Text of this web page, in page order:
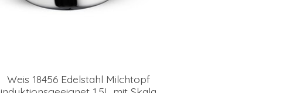
Weis 18456 Edelstahl Milchtopf